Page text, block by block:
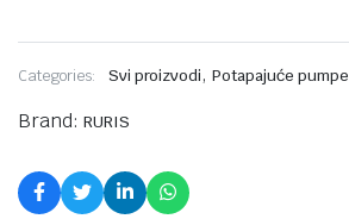
Categories: Svi proizvodi,Potapajuće pumpe
Brand: RURIS